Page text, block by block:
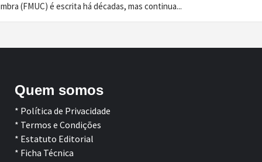
(FMUC) é escrita há décadas, mas continua...
Quem somos
* Política de Privacidade
* Termos e Condições
* Estatuto Editorial
* Ficha Técnica